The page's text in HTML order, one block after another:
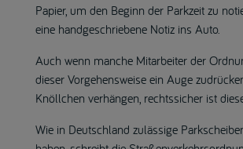
Papier, um den Beginn der Parkzeit zu
eine handgeschriebene Notiz ins Auto.
Auch wenn manche Mitarbeiter der
dieser Vorgehensweise ein Auge
Knöllchen verhängen, rechtssicher ist
Wie in Deutschland zulässige